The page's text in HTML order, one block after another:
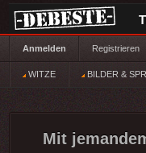
Anmelden Registrieren
WITZE BILDER &
Mit